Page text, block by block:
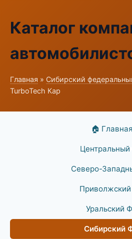
Каталог
Главная » Сибирский
TurboTech Кар
🏠 Главная
Северо-
Уральский
Сибирский